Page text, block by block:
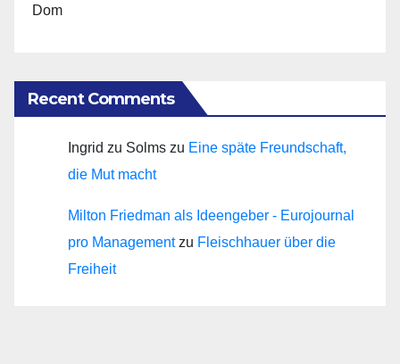
Dom
Recent Comments
Ingrid zu Solms zu Eine späte Freundschaft,
die Mut macht
Milton Friedman als Ideengeber - Eurojournal
pro Managementzu Fleischhauer über die
Freiheit